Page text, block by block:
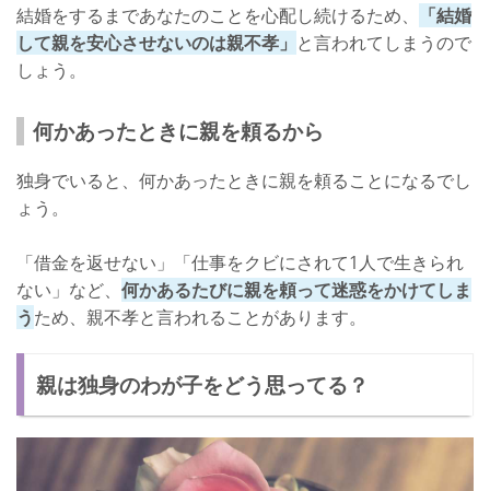
結婚をするまであなたのことを心配し続けるため、
「結婚
して親を安心させないのは親不孝」 と言われてしまうので
しょう。
何かあったときに親を頼るから
独身でいると、何かあったときに親を頼ることになるでし
ょう。
「借金を返せない」「仕事をクビにされて1人で生きられ
ない」など、 何かあるたびに親を頼って迷惑をかけてしま
うため、親不孝と言われることがあります。
親は独身のわが子をどう思ってる？